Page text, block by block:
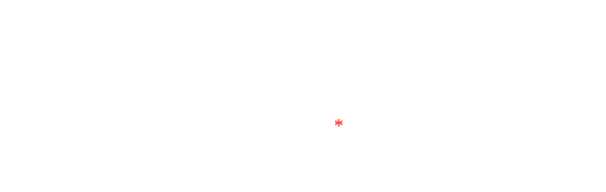
*